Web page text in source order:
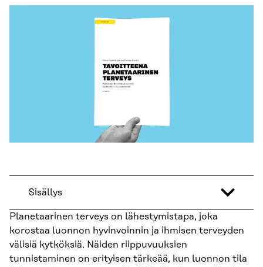
Sisällys
Planetaarinen terveys on lähestymistapa, joka
korostaa luonnon hyvinvoinnin ja ihmisen terveyden
välisiä kytköksiä. Näiden riippuvuuksien
tunnistaminen on erityisen tärkeää, kun luonnon tila